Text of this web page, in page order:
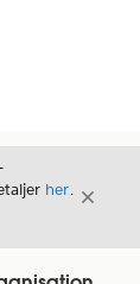
her.
Luk